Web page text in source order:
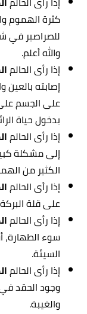
كثرة الهموم
للصراصير في
والله أعلم.
إذا رأى الحالم
إصابته
على الجسم
بدخول حياة
إذا رأى الحالم
إلى مشكلة
الكثير من
إذا رأى الحالم
على قلة
إذا رأى الحالم
سوء الطهارة،
السيئة.
إذا رأى الحالم
وجود الحقد
والغيبة.